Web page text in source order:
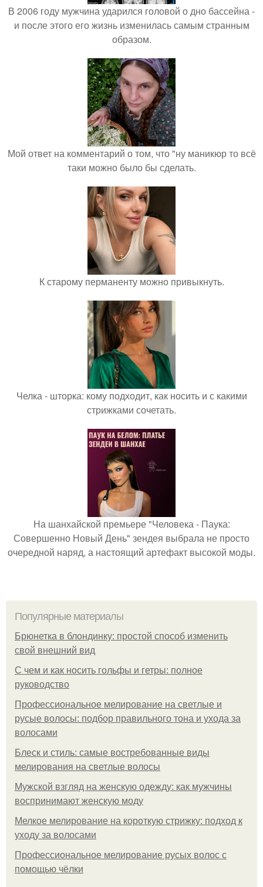
В 2006 году мужчина ударился головой о дно бассейна -
и после этого его жизнь изменилась самым странным
образом.
Мой ответ на комментарий о том, что "ну маникюр то всё
таки можно было бы сделать.
К старому перманенту можно привыкнуть.
Челка - шторка: кому подходит, как носить и с какими
стрижками сочетать.
На шанхайской премьере "Человека - Паука:
Совершенно Новый День" зендея выбрала не просто
очередной наряд, а настоящий артефакт высокой моды.
Популярные материалы
Брюнетка в блондинку: простой способ изменить
свой внешний вид
С чем и как носить гольфы и гетры: полное
руководство
Профессиональное мелирование на светлые и
русые волосы: подбор правильного тона и ухода за
волосами
Блеск и стиль: самые востребованные виды
мелирования на светлые волосы
Мужской взгляд на женскую одежду: как мужчины
воспринимают женскую моду
Мелкое мелирование на короткую стрижку: подход к
уходу за волосами
Профессиональное мелирование русых волос с
помощью чёлки